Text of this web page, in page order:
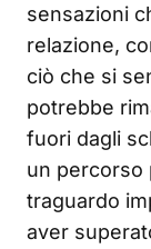
sensazioni
relazione,
ciò che si
potrebbe
fuori dagli
un percorso
traguardo
aver